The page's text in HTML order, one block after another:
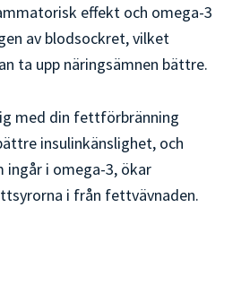
effekt och omega-3
av blodsockret, vilket
ta upp näringsämnen bättre.
med din fettförbränning
insulinkänslighet, och
ingår i omega-3, ökar
i från fettvävnaden.